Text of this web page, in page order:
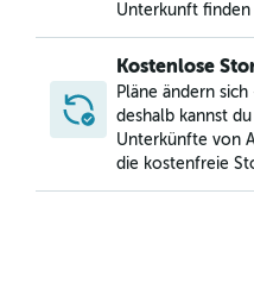
Unterkunft finden
Kostenlose
Pläne ändern
deshalb kannst
Unterkünfte von
die kostenfreie